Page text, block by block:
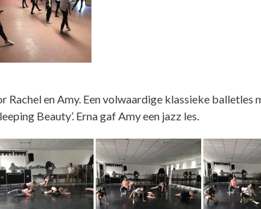
en Amy. Een volwaardige klassieke balletles
Beauty’. Erna gaf Amy een jazz les.